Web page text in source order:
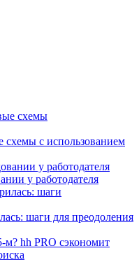
с использованием
у работодателя
шаги для преодоления